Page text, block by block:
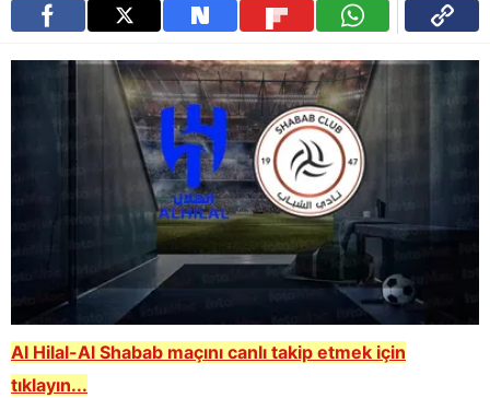
Al Hilal-Al Shabab maçını canlı takip etmek için
tıklayın...